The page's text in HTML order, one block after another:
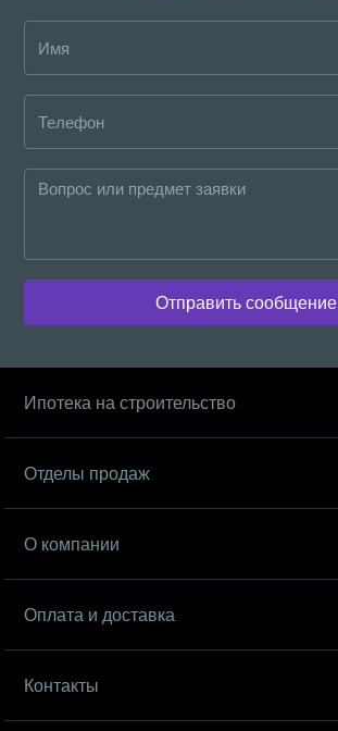
Отправить сообщение
Ипотека на строительство
Отделы продаж
О компании
Оплата и доставка
Контакты